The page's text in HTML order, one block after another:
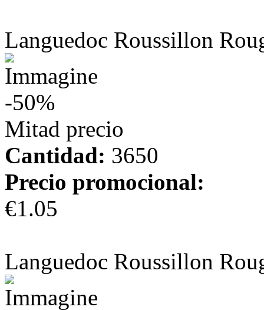
Languedoc Roussillon
-50%
Mitad precio
Cantidad: 3650
Precio promocional:
€1.05
Languedoc Roussillon